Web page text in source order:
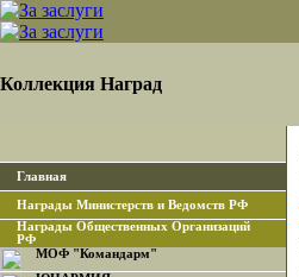
Коллекция Наград
Главная
Награды Министерств и Ведомств РФ
Награды Общественных Организаций
РФ
МОФ "Командарм"